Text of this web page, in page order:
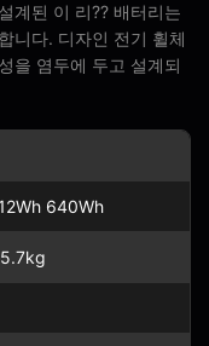
계된 이 리?? 배터리는
니다. 디자인 전기 휠체
을 염두에 두고 설계되
640Wh